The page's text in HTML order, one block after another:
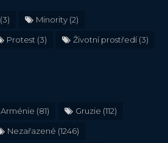
(3) Minority (2)
Protest (3) Životní prostředí(3)
Arménie (81) Gruzie (112)
Nezařazené (1246)